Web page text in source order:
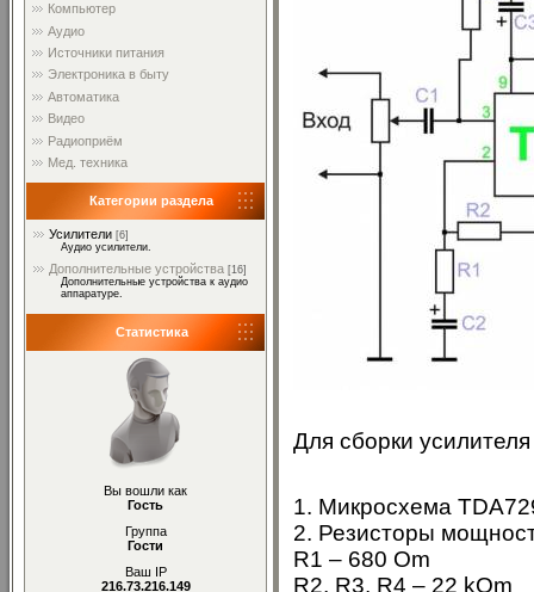
Компьютер
Аудио
Источники питания
Электроника в быту
Автоматика
Видео
Радиоприём
Мед. техника
Категории раздела
Усилители [6]
Аудио усилители.
Дополнительные устройства [16]
Дополнительные устройства к аудио
аппаратуре.
Статистика
Вы вошли как
Гость
Группа
Гости
Ваш IP
216.73.216.149
Для сборки
1. Микросхема
2. Резисторы
R1 – 680 Om
R2, R3, R4 – 22 kOm